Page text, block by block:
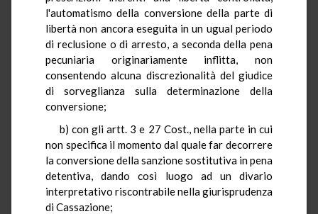
l'automatismo della conversione della parte di
libertà non ancora eseguita in un ugual periodo
di reclusione o di arresto, a seconda della pena
pecuniaria originariamente inflitta, non
consentendo alcuna discrezionalità del giudice
di sorveglianza sulla determinazione della
conversione;
b) con gli artt. 3 e 27 Cost., nella parte in cui
non specifica il momento dal quale far decorrere
la conversione della sanzione sostitutiva in pena
detentiva, dando così luogo ad un divario
interpretativo riscontrabile nella giurisprudenza
di Cassazione;